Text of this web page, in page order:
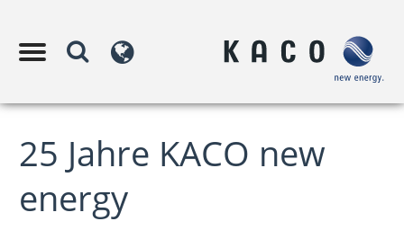
25 Jahre KACO new
energy